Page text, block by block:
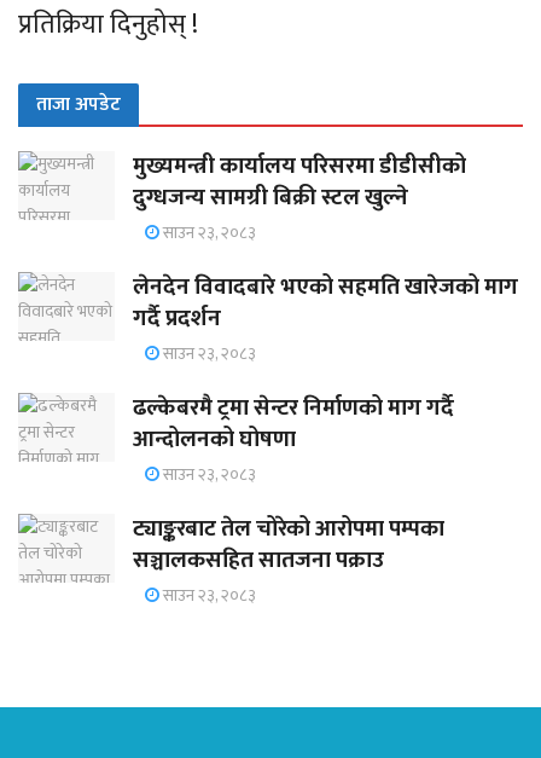
प्रतिक्रिया दिनुहोस् !
ताजा अपडेट
मुख्यमन्त्री कार्यालय परिसरमा डीडीसीको
दुग्धजन्य सामग्री बिक्री स्टल खुल्ने
साउन २३, २०८३
लेनदेन विवादबारे भएको सहमति खारेजको माग
गर्दै प्रदर्शन
साउन २३, २०८३
ढल्केबरमै ट्रमा सेन्टर निर्माणको माग गर्दै
आन्दोलनको घोषणा
साउन २३, २०८३
ट्याङ्करबाट तेल चोरेको आरोपमा पम्पका
सञ्चालकसहित सातजना पक्राउ
साउन २३, २०८३